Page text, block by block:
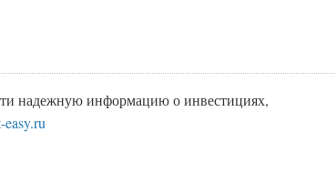
надежную информацию о инвестициях,
easy.ru